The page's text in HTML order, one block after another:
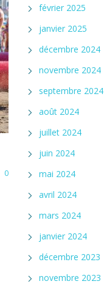
0
février 2025
janvier 2025
décembre 2024
novembre 2024
septembre 2024
août 2024
juillet 2024
juin 2024
mai 2024
avril 2024
mars 2024
janvier 2024
décembre 2023
novembre 2023